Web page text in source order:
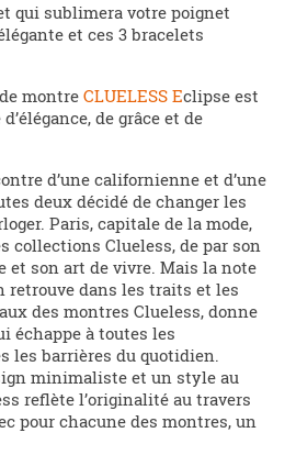
qui sublimera votre poignet
et ces 3 bracelets
montre CLUELESS Eclipse est
de grâce et de
d’une californienne et d’une
deux décidé de changer les
Paris, capitale de la mode,
collections Clueless, de par son
et son art de vivre. Mais la note
retrouve dans les traits et les
des montres Clueless, donne
échappe à toutes les
les barrières du quotidien.
minimaliste et un style au
reflète l’originalité au travers
pour chacune des montres, un